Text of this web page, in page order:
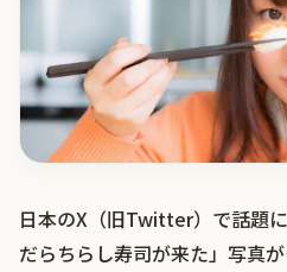
日本のX（旧Twitter）で話題
だらちらし寿司が来た」写真